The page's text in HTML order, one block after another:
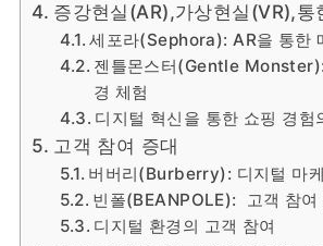
증강현실(AR),가상현실(VR),통
세포라(Sephora): AR을 통한
젠틀몬스터(Gentle
경 체험
디지털 혁신을 통한 쇼핑 경험
고객 참여 증대
버버리(Burberry): 디지털 마
빈폴(BEANPOLE): 고객 참여
디지털 환경의 고객 참여